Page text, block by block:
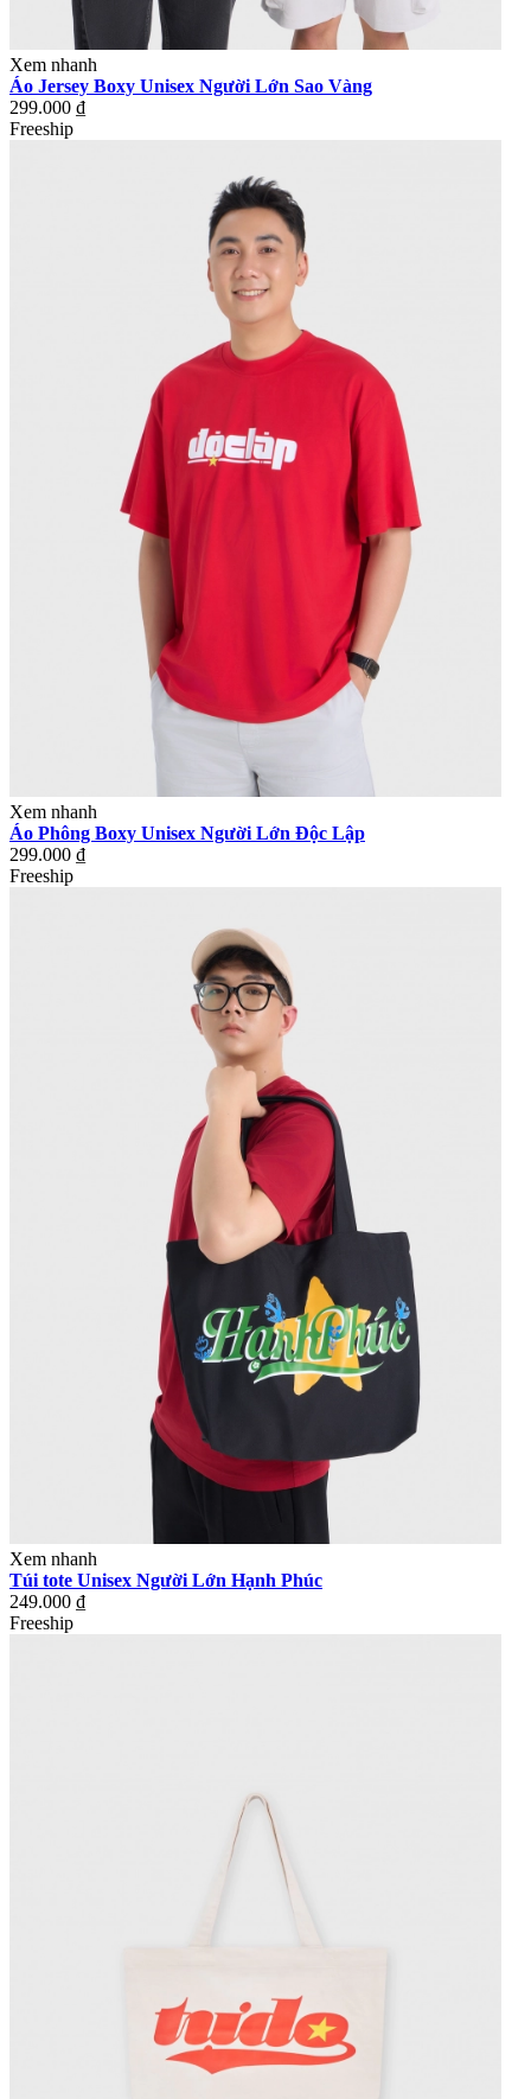
Xem nhanh
Áo Jersey Boxy Unisex Người Lớn Sao Vàng
299.000 ₫
Freeship
Xem nhanh
Áo Phông Boxy Unisex Người Lớn Độc Lập
299.000 ₫
Freeship
Xem nhanh
Túi tote Unisex Người Lớn Hạnh Phúc
249.000 ₫
Freeship